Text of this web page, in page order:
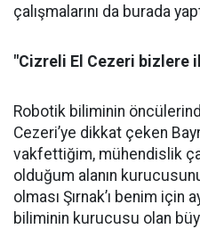
çalışmalarını da burada
"Cizreli El Cezeri bizlere
Robotik biliminin
Cezeri’ye dikkat çeken
vakfettiğim, mühendislik
olduğum alanın
olması Şırnak’ı benim için
biliminin kurucusu olan